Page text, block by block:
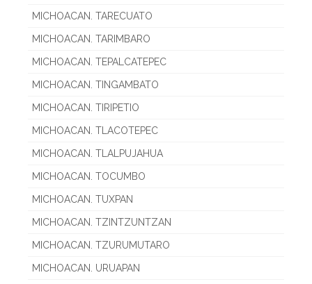
MICHOACAN. TARECUATO
MICHOACAN. TARIMBARO
MICHOACAN. TEPALCATEPEC
MICHOACAN. TINGAMBATO
MICHOACAN. TIRIPETIO
MICHOACAN. TLACOTEPEC
MICHOACAN. TLALPUJAHUA
MICHOACAN. TOCUMBO
MICHOACAN. TUXPAN
MICHOACAN. TZINTZUNTZAN
MICHOACAN. TZURUMUTARO
MICHOACAN. URUAPAN